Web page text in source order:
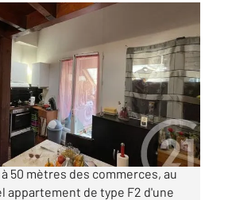
F2 Bis à vendre
€
centre ville et de la Fontaine
50 mètres des commerces, au
appartement de type F2 d'une